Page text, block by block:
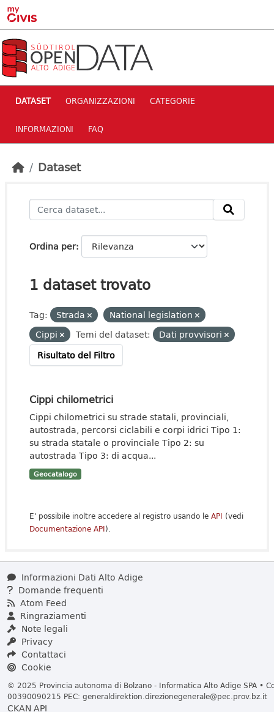
Skip to main content
DATASET ORGANIZZAZIONI CATEGORIE
INFORMAZIONI FAQ
Dataset
Ordina per
1 dataset trovato
Tag: Strada
National legislation
Cippi
Temi del dataset:
Dati provvisori
Risultato del Filtro
Cippi chilometrici
Cippi chilometrici su strade statali, provinciali,
autostrada, percorsi ciclabili e corpi idrici Tipo 1:
su strada statale o provinciale Tipo 2: su
autostrada Tipo 3: di acqua...
Geocatalogo
E' possibile inoltre accedere al registro usando le API (vedi
Documentazione API).
Informazioni Dati Alto Adige
Domande frequenti
Atom Feed
Ringraziamenti
Note legali
Privacy
Contattaci
Cookie
© 2025 Provincia autonoma di Bolzano - Informatica Alto Adige SPA •
00390090215 PEC: generaldirektion.direzionegenerale@pec.prov.bz.it
CKAN API